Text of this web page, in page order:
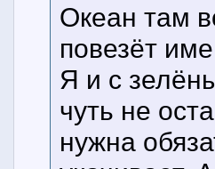
Океан там
повезёт
Я и с
чуть не
нужна